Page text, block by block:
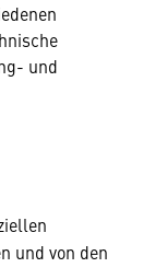
und
und von den